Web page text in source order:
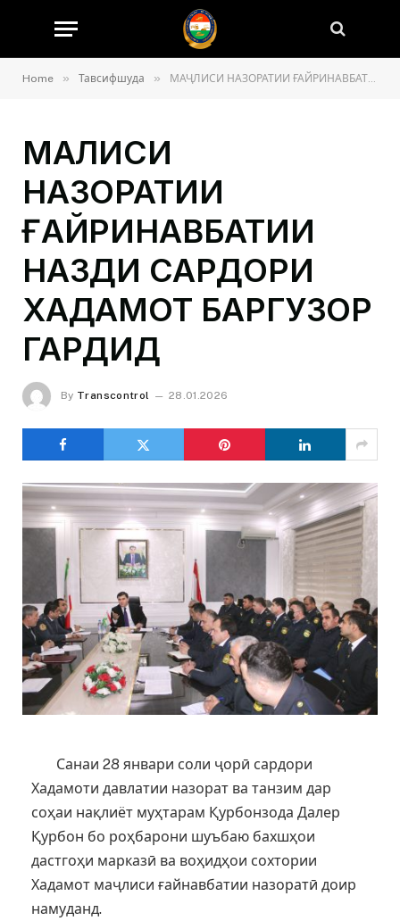
Home » Тавсифшуда » МАҶЛИСИ НАЗОРАТИИ ҒАЙРИНАВБАТИИ НАЗДИ САРДОРИ ХАДАМОТ БАРГУЗОР ГАРДИД
МАҶЛИСИ
НАЗОРАТИИ
ҒАЙРИНАВБАТИИ
НАЗДИ САРДОРИ
ХАДАМОТ БАРГУЗОР
ГАРДИД
By Transcontrol 28.01.2026
Санаи 28 январи соли ҷорӣ сардори
Хадамоти давлатии назорат ва танзим дар
соҳаи нақлиёт муҳтарам Қурбонзода Далер
Қурбон бо роҳбарони шуъбаю бахшҳои
дастгоҳи марказӣ ва воҳидҳои сохтории
Хадамот маҷлиси ғайнавбатии назоратӣ доир
намуданд.